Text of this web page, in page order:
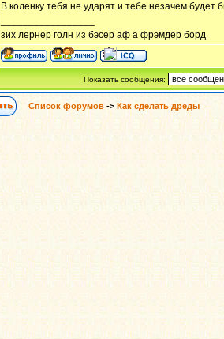
В коленку тебя не ударят и тебе незачем будет
зих лернер голн из бэсер аф а фрэмдер борд
Показать сообщения:
Список форумов -> Как сделать дреды